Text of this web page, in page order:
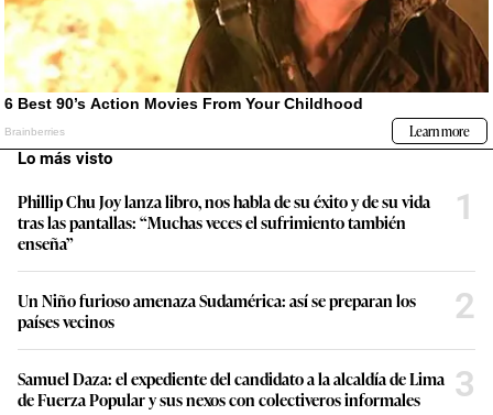
Lo más visto
Phillip Chu Joy lanza libro, nos habla de su éxito y de su vida
tras las pantallas: “Muchas veces el sufrimiento también
enseña”
1
Un Niño furioso amenaza Sudamérica: así se preparan los
países vecinos
2
Samuel Daza: el expediente del candidato a la alcaldía de Lima
de Fuerza Popular y sus nexos con colectiveros informales
3